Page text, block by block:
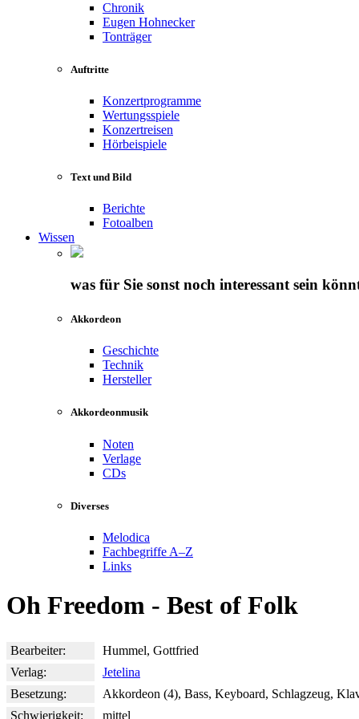
Chronik
Eugen Hohnecker
Tonträger
Auftritte
Konzertprogramme
Wertungsspiele
Konzertreisen
Hörbeispiele
Text und Bild
Berichte
Fotoalben
Wissen
was für Sie sonst noch interessant sein
Akkordeon
Geschichte
Technik
Hersteller
Akkordeonmusik
Noten
Verlage
CDs
Diverses
Melodica
Fachbegriffe A–Z
Links
Oh Freedom - Best of Folk
Bearbeiter:
Hummel, Gottfried
Verlag:
Jetelina
Besetzung:
Akkordeon (4), Bass, Keyboard, Schlagzeug,
Schwierigkeit:
mittel